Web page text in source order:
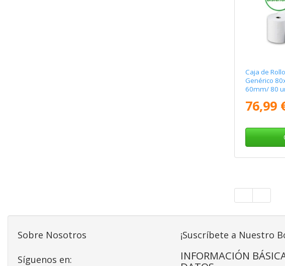
Caja de
Genérico
60mm/ 80
76,99
Sobre Nosotros
Síguenos en:
¡Suscríbete a Nuestro
INFORMACIÓN